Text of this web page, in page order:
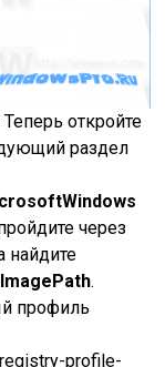
откройте
раздел
через
найдите
.
профиль
registry-profile-